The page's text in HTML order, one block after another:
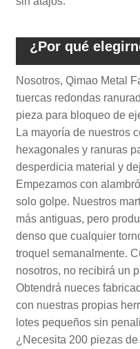
¿Por qué
Nosotros, Qimao Metal
tuercas redondas
pieza para bloqueo de
La mayoría de nuestros
hexagonales y ranuras
desperdicia material y
Empezamos con
solo golpe. Nuestros
más antiguas, pero
denso que cualquier
troquel semanalmente.
nosotros, no recibirá un
Obtendrá nueces
con nuestras propias
lotes pequeños sin
¿Necesita 200 piezas